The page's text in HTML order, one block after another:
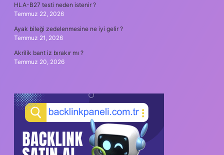
HLA-B27 testi neden istenir ?
Temmuz 22, 2026
Ayak bileği zedelenmesine ne iyi gelir ?
Temmuz 21, 2026
Akrilik bant iz bırakır mı ?
Temmuz 20, 2026